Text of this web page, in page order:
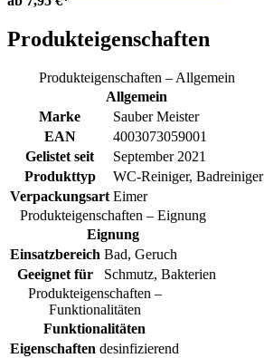
Produkteigenschaften
Produkteigenschaften – Allgemein
Allgemein
Marke
Sauber Meister
EAN
4003073059001
Gelistet seit
September 2021
Produkttyp
WC-Reiniger, Badreiniger
Verpackungsart Eimer
Produkteigenschaften – Eignung
Eignung
Einsatzbereich Bad, Geruch
Geeignet für
Schmutz, Bakterien
Produkteigenschaften –
Funktionalitäten
Funktionalitäten
Eigenschaften desinfizierend